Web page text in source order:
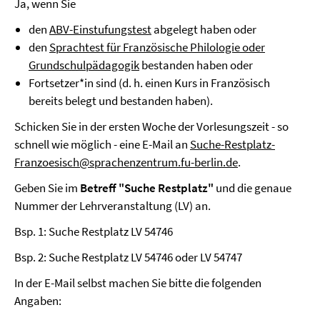
Ja, wenn Sie
denABV-Einstufungstestabgelegt haben oder
den Sprachtest für Französische Philologie oder
Grundschulpädagogikbestanden haben oder
Fortsetzer*in sind (d. h. einen Kurs in Französisch
bereits belegt und bestanden haben).
Schicken Sie in der ersten Woche der Vorlesungszeit - so
schnell wie möglich - eine E-Mail an Suche-Restplatz-
Franzoesisch@sprachenzentrum.fu-berlin.de.
Geben Sie im Betreff "Suche Restplatz" und die genaue
Nummer der Lehrveranstaltung (LV) an.
Bsp. 1: Suche Restplatz LV 54746
Bsp. 2: Suche Restplatz LV 54746 oder LV 54747
In der E-Mail selbst machen Sie bitte die folgenden
Angaben: